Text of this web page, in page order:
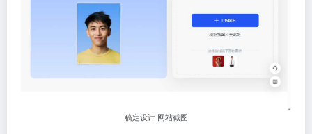
稿定设计 网站截图